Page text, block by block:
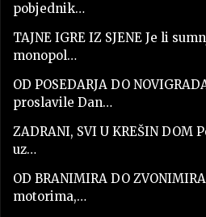
pobjednik…
TAJNE IGRE IZ SJENE Je li
monopol…
OD POSEDARJA DO
proslavile Dan…
ZADRANI, SVI U KREŠIN DOM
uz…
OD BRANIMIRA DO
motorima,…